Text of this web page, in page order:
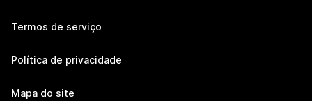
Termos de serviço
Política de privacidade
Mapa do site